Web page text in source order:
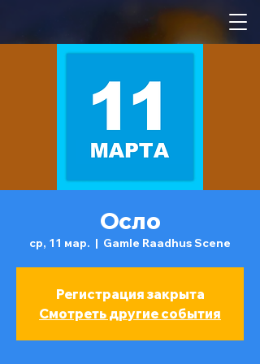
Осло
ср, 11 мар.
  |
Gamle Raadhus Scene
Регистрация закрыта
Смотреть другие события